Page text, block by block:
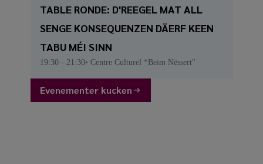
TABLE RONDE: D'REEGEL MAT ALL
SENGE KONSEQUENZEN DÄERF KEEN
TABU MÉI SINN
19:30 - 21:30 Centre Culturel *Beim Nëssert"
Evenementer kucken